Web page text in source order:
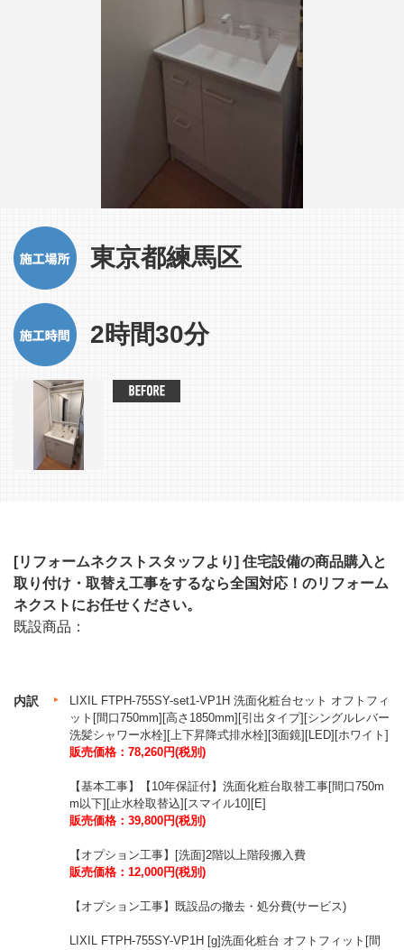
東京都練馬区
2時間30分
[リフォームネクストスタッフより] 住宅設備の商品購入と
取り付け・取替え工事をするなら全国対応！のリフォーム
ネクストにお任せください。
既設商品：
内訳
LIXIL FTPH-755SY-set1-VP1H 洗面化粧台セット オフトフィ
ット[間口750mm][高さ1850mm][引出タイプ][シングルレバー
洗髪シャワー水栓][上下昇降式排水栓][3面鏡][LED][ホワイト]
販売価格：78,260円(税別)
【基本工事】【10年保証付】洗面化粧台取替工事[間口750m
m以下][止水栓取替込][スマイル10][E]
販売価格：39,800円(税別)
【オプション工事】[洗面]2階以上階段搬入費
販売価格：12,000円(税別)
【オプション工事】既設品の撤去・処分費(サービス)
LIXIL FTPH-755SY-VP1H [g]洗面化粧台 オフトフィット[間